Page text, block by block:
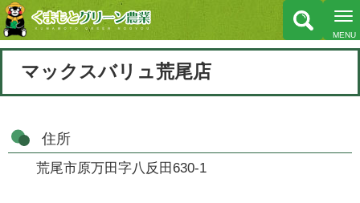
マックスバリュ荒尾店
住所
荒尾市原万田字八反田630-1